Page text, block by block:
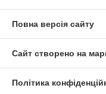
Повна версія сайту
Сайт створено на
Політика